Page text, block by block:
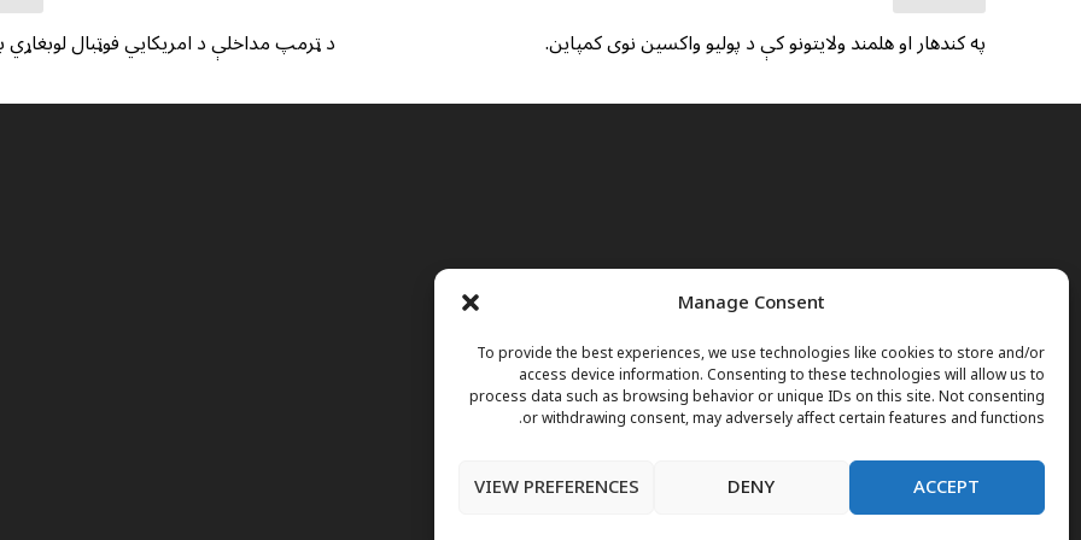
Manage Consent
To provide the best experiences, we use technologies like cookies to store and/or
access device information. Consenting to these technologies will allow us to
process data such as browsing behavior or unique IDs on this site. Not consenting
or withdrawing consent, may adversely affect certain features and functions.
ACCEPT
DENY
VIEW PREFERENCES
د ټرمپ مداخلې د امریکایي فوټبال لوبغاړي
په کندهار او هلمند ولایتونو کې د پولیو واکسین نوی کمپاین.